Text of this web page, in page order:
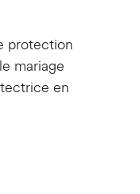
protection
mariage
en